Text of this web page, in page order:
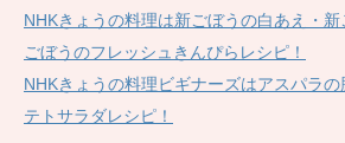
NHKきょうの料理は新ごぼうの白あえ・
ごぼうのフレッシュきんぴらレシピ！
NHKきょうの料理ビギナーズはアスパラ
テトサラダレシピ！